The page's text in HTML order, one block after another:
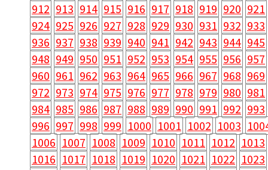
912 913 914 915 916 917 918 919 920 921
924 925 926 927 928 929 930 931 932 933
936 937 938 939 940 941 942 943 944 945
948 949 950 951 952 953 954 955 956 957
960 961 962 963 964 965 966 967 968 969
972 973 974 975 976 977 978 979 980 981
984 985 986 987 988 989 990 991 992 993
996 997 998 999 1000 1001 1002 1003
1006 1007 1008 1009 1010 1011 1012 1013
1016 1017 1018 1019 1020 1021 1022 1023